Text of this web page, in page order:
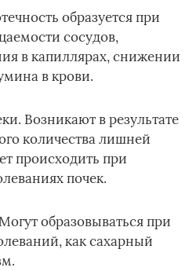
образуется при
сосудов,
в капиллярах, снижении
в крови.
Возникают в результате
количества лишней
происходить при
почек.
образовываться при
как сахарный